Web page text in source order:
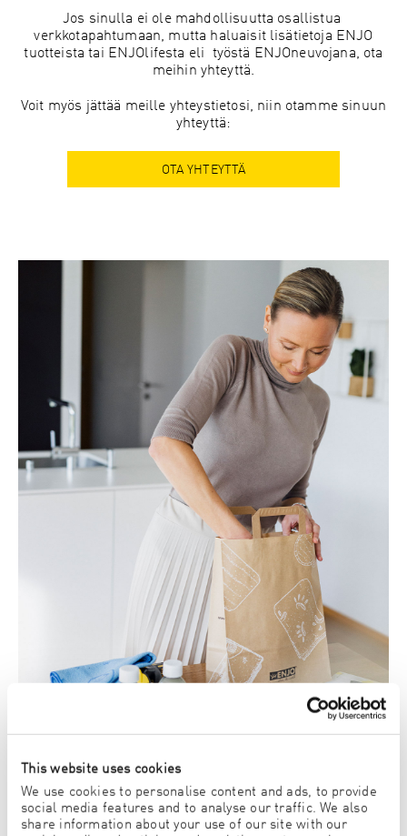
This website uses cookies
We use cookies to personalise content and ads, to provide
social media features and to analyse our traffic. We also
share information about your use of our site with our
Jos sinulla ei ole mahdollisuutta osallistua
verkkotapahtumaan, mutta haluaisit lisätietoja ENJO
tuotteista tai ENJOlifesta eli työstä ENJOneuvojana, ota
meihin yhteyttä.
Voit myös jättää meille yhteystietosi, niin otamme sinuun
yhteyttä:
OTA YHTEYTTÄ
PÄÄTÄ ITSE TYÖAIKASI
Päätä itse miten paljon käytät aikaa ja kuinka paljon
ansaitset.